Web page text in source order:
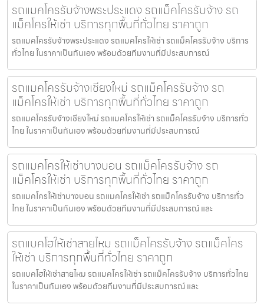
รถแมคโครรับจ้างพระประแดง รถแม็คโครรับจ้าง รถ
แม็คโครให้เช่า บริการทุกพื้นที่ทั่วไทย ราคาถูก
รถแมคโครรับจ้างพระประแดง รถแมคโครให้เช่า รถแม็คโครรับจ้าง บริการ
ทั่วไทย ในราคาเป็นกันเอง พร้อมด้วยทีมงานที่มีประสบการณ์
รถแมคโครรับจ้างเชียงใหม่ รถแม็คโครรับจ้าง รถ
แม็คโครให้เช่า บริการทุกพื้นที่ทั่วไทย ราคาถูก
รถแมคโครรับจ้างเชียงใหม่ รถแมคโครให้เช่า รถแม็คโครรับจ้าง บริการทั่ว
ไทย ในราคาเป็นกันเอง พร้อมด้วยทีมงานที่มีประสบการณ์
รถแมคโครให้เช่าบางบอน รถแม็คโครรับจ้าง รถ
แม็คโครให้เช่า บริการทุกพื้นที่ทั่วไทย ราคาถูก
รถแมคโครให้เช่าบางบอน รถแมคโครให้เช่า รถแม็คโครรับจ้าง บริการทั่ว
ไทย ในราคาเป็นกันเอง พร้อมด้วยทีมงานที่มีประสบการณ์ และ
รถแบคโฮให้เช่าสายไหม รถแม็คโครรับจ้าง รถแม็คโคร
ให้เช่า บริการทุกพื้นที่ทั่วไทย ราคาถูก
รถแบคโฮให้เช่าสายไหม รถแมคโครให้เช่า รถแม็คโครรับจ้าง บริการทั่วไทย
ในราคาเป็นกันเอง พร้อมด้วยทีมงานที่มีประสบการณ์ และ